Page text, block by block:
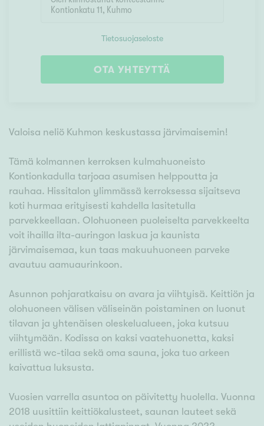
Tietosuojaseloste
OTA YHTEYTTÄ
Valoisa neliö Kuhmon keskustassa järvimaisemin!
Tämä kolmannen kerroksen kulmahuoneisto
Kontionkadulla tarjoaa asumisen helppoutta ja
rauhaa. Hissitalon ylimmässä kerroksessa sijaitseva
koti hurmaa erityisesti kahdella lasitetulla
parvekkeellaan. Olohuoneen puoleiselta parvekkeelta
voit ihailla ilta-auringon laskua ja kaunista
järvimaisemaa, kun taas makuuhuoneen parveke
avautuu aamuaurinkoon.
Asunnon pohjaratkaisu on avara ja viihtyisä. Keittiön ja
olohuoneen välisen väliseinän poistaminen on luonut
tilavan ja yhtenäisen oleskelualueen, joka kutsuu
viihtymään. Kodissa on kaksi vaatehuonetta, kaksi
erillistä wc-tilaa sekä oma sauna, joka tuo arkeen
kaivattua luksusta.
Vuosien varrella asuntoa on päivitetty huolella. Vuonna
2018 uusittiin keittiökalusteet, saunan lauteet sekä